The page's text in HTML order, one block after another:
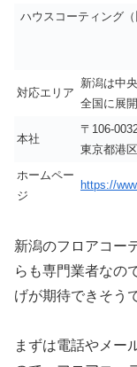
ハウスコーティング
対応エリア
新潟は中
全国に展開
本社
〒106-
東京都港
ホームペー
ジ
https://
新潟のフロアコー
らも専門業者なの
げが期待できそう
まずは電話やメー